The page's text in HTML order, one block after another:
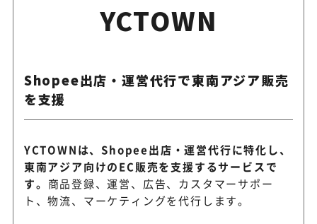
YCTOWN
Shopee出店・運営代行で東南アジア販売
を支援
YCTOWNは、Shopee出店・運営代行に特化し、
東南アジア向けのEC販売を支援するサービスで
す。 商品登録、運営、広告、カスタマーサポー
ト、物流、マーケティングを代行します。